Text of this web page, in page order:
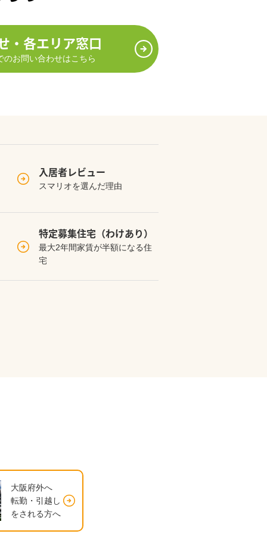
・各エリア窓口
のお問い合わせはこちら
入居者レビュー
スマリオを選んだ理由
特定募集住宅 （わけあり）
最大2年間家賃が半額になる住
宅
大阪府外へ
転勤・引越し
をされる方へ